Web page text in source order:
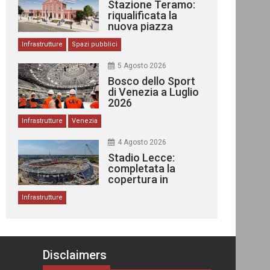
Stazione Teramo:
riqualificata la
nuova piazza
urbana
Infrastrutture Spazi pubblici
5 Agosto 2026
Bosco dello Sport
di Venezia a Luglio
2026
Infrastrutture Venezia
4 Agosto 2026
Stadio Lecce:
completata la
copertura in
Infrastrutture
Disclaimers